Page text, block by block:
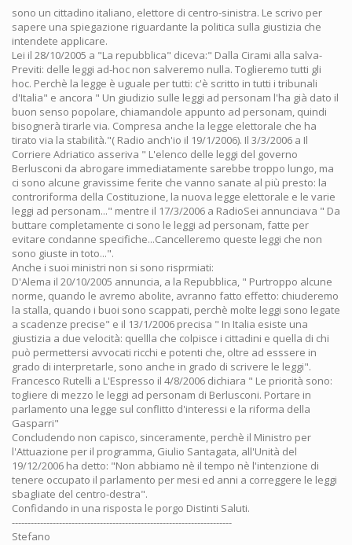
sono un cittadino italiano, elettore di centro-sinistra. Le scrivo per
sapere una spiegazione riguardante la politica sulla giustizia che
intendete applicare.
Lei il 28/10/2005 a "La repubblica" diceva:" Dalla Cirami alla salva-
Previti: delle leggi ad-hoc non salveremo nulla. Toglieremo tutti gli
hoc. Perchè la legge è uguale per tutti: c'è scritto in tutti i tribunali
d'Italia" e ancora " Un giudizio sulle leggi ad personam l'ha già dato il
buon senso popolare, chiamandole appunto ad personam, quindi
bisognerà tirarle via. Compresa anche la legge elettorale che ha
tirato via la stabilità."( Radio anch'io il 19/1/2006). Il 3/3/2006 a Il
Corriere Adriatico asseriva " L'elenco delle leggi del governo
Berlusconi da abrogare immediatamente sarebbe troppo lungo, ma
ci sono alcune gravissime ferite che vanno sanate al più presto: la
controriforma della Costituzione, la nuova legge elettorale e le varie
leggi ad personam..." mentre il 17/3/2006 a RadioSei annunciava " Da
buttare completamente ci sono le leggi ad personam, fatte per
evitare condanne specifiche...Cancelleremo queste leggi che non
sono giuste in toto...".
Anche i suoi ministri non si sono risprmiati:
D'Alema il 20/10/2005 annuncia, a la Repubblica, " Purtroppo alcune
norme, quando le avremo abolite, avranno fatto effetto: chiuderemo
la stalla, quando i buoi sono scappati, perchè molte leggi sono legate
a scadenze precise" e il 13/1/2006 precisa " In Italia esiste una
giustizia a due velocità: quellla che colpisce i cittadini e quella di chi
può permettersi avvocati ricchi e potenti che, oltre ad esssere in
grado di interpretarle, sono anche in grado di scrivere le leggi".
Francesco Rutelli a L'Espresso il 4/8/2006 dichiara " Le priorità sono:
togliere di mezzo le leggi ad personam di Berlusconi. Portare in
parlamento una legge sul conflitto d'interessi e la riforma della
Gasparri"
Concludendo non capisco, sinceramente, perchè il Ministro per
l'Attuazione per il programma, Giulio Santagata, all'Unità del
19/12/2006 ha detto: "Non abbiamo nè il tempo nè l'intenzione di
tenere occupato il parlamento per mesi ed anni a correggere le leggi
sbagliate del centro-destra".
Confidando in una risposta le porgo Distinti Saluti.
----------------------------------------------------------------------
Stefano